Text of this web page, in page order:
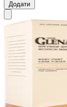
Додати